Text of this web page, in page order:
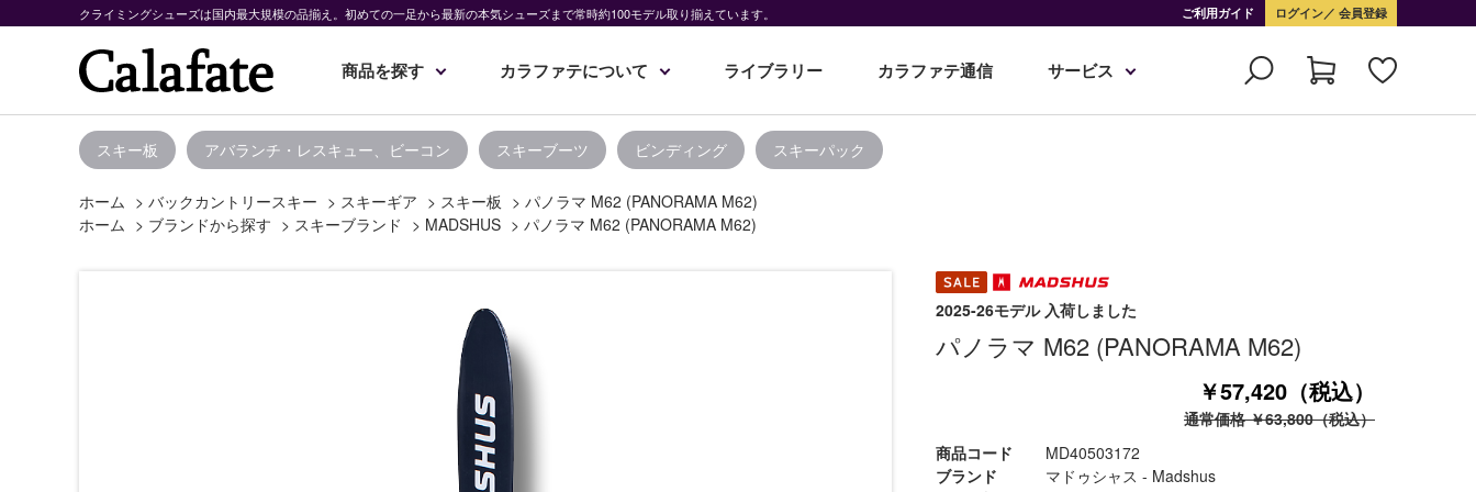
クライミングシューズは国内最大規模の品揃え。初めての一足から最新の本気シューズまで常時約100モデル取り揃えています。 ご利用ガイド ログイン 会員登録
商品を探す カラファテについて ライブラリー カラファテ通信 サービス
スキー板 アバランチ・レスキュー、ビーコン スキーブーツ ビンディング スキーパック
ホーム > バックカントリースキー > スキーギア > スキー板 > パノラマ M62 (PANORAMA M62)
ホーム > ブランドから探す > スキーブランド > MADSHUS > パノラマ M62 (PANORAMA M62)
2025-26モデル 入荷しました
パノラマ M62 (PANORAMA M62)
￥57,420（税込）
通常価格 ￥63,800（税込）
商品コード
MD40503172
ブランド
マドゥシャス - Madshus